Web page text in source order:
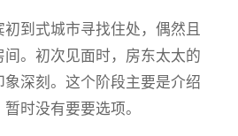
到式城市寻找住处，偶然且
。初次见面时，房东太太的
深刻。这个阶段主要是介绍
时没有要要选项。